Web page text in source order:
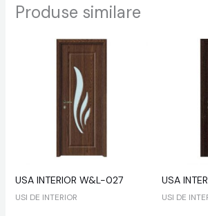
Produse similare
USA INTERIOR W&L-027
USI DE INTERIOR
USA
USI DE